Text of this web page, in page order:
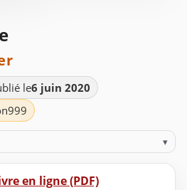
le6 juin 2020
▾
en ligne (PDF)